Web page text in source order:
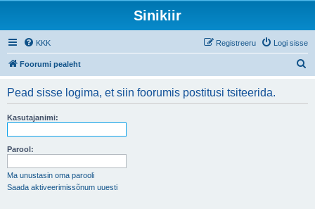
Sinikiir
KKK Logi sisse
Registreeru
Foorumi pealeht
Pead sisse logima, et siin foorumis postitusi tsiteerida.
Kasutajanimi:
Parool:
Ma unustasin oma parooli
Saada aktiveerimissõnum uuesti